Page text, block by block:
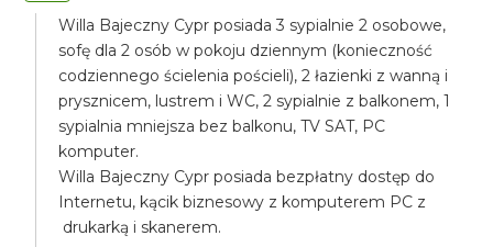
Willa Bajeczny Cypr posiada 3 sypialnie 2 osobowe,
sofę dla 2 osób w pokoju dziennym (konieczność
codziennego ścielenia pościeli), 2 łazienki z wanną i
prysznicem, lustrem i WC, 2 sypialnie z balkonem, 1
sypialnia mniejsza bez balkonu, TV SAT, PC
komputer.
Willa Bajeczny Cypr posiada bezpłatny dostęp do
Internetu, kącik biznesowy z komputerem PC z
drukarką i skanerem.